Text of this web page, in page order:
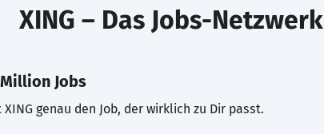
XING – Das Jobs-Netzwerk
Jobs
genau den Job, der wirklich zu Dir passt.